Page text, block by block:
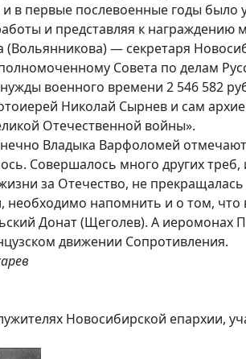
в первые послевоенные годы было
и представляя к
— секретаря
Совета по делам
военного времени 2 546 582
Николай Сырнев и сам
Отечественной войны».
Владыка Варфоломей
Совершалось много других
за Отечество, не
напомнить и о том, что
Донат (Щеголев). А иеромонах
движении
Новосибирской епархии,